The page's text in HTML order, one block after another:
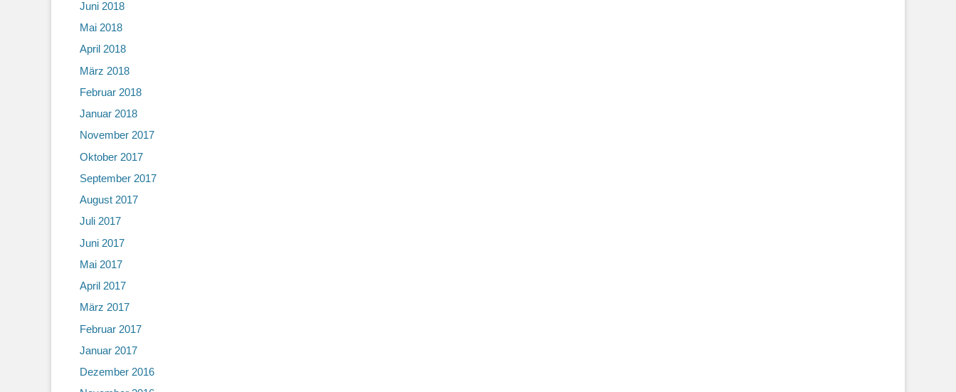
Juni 2018
Mai 2018
April 2018
März 2018
Februar 2018
Januar 2018
November 2017
Oktober 2017
September 2017
August 2017
Juli 2017
Juni 2017
Mai 2017
April 2017
März 2017
Februar 2017
Januar 2017
Dezember 2016